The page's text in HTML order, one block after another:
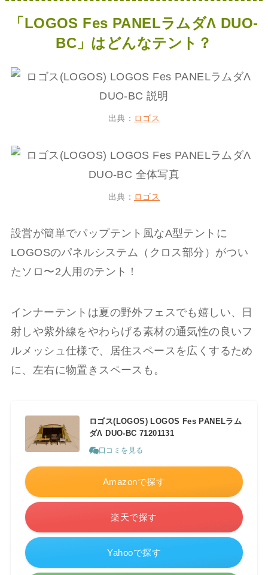
「LOGOS Fes PANELラムダΛ DUO-
BC」はどんなテント？
出典： ロゴス
出典： ロゴス
設営が簡単でパップテント風なA型テントに
LOGOSのパネルシステム（クロス部分）がつい
たソロ〜2人用のテント！
インナーテントは夏の野外フェスでも嬉しい、日
射しや紫外線をやわらげる素材の通気性の良いフ
ルメッシュ仕様で、居住スペースを広くするため
に、左右に物置きスペースも。
ロゴス(LOGOS) LOGOS Fes PANELラム
ダΛ DUO-BC 71201131
口コミを見る
Amazonで探す
楽天で探す
Yahooで探す